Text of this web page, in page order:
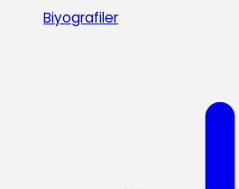
Biyografiler